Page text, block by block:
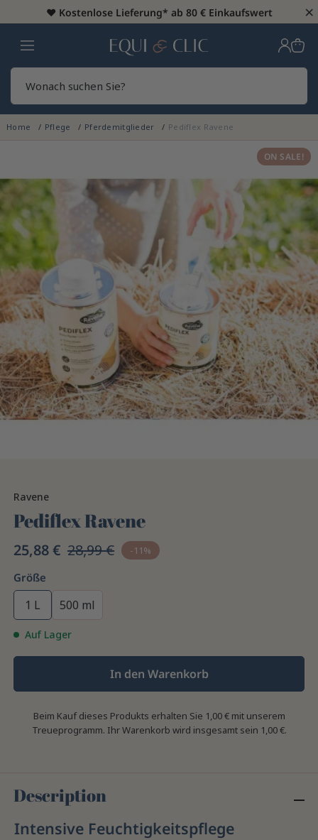
♥️ Kostenlose Lieferung* ab 80 € Einkaufswert ×
Heim
Home Pflege Pferdemitglieder Pediflex Ravene
ON SALE!
Ravene
Pediflex Ravene
25,88 € 28,99 € -11%
Größe
1 L 500 ml
Auf Lager
In den Warenkorb
Beim Kauf dieses Produkts erhalten Sie 1,00 €mit unserem
Treueprogramm. Ihr Warenkorb wird insgesamt sein 1,00 €.
Description
Intensive Feuchtigkeitspflege